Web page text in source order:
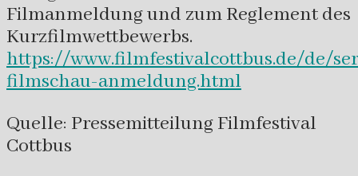
Filmanmeldung und zum Reglement des
Kurzfilmwettbewerbs.
https://www.filmfestivalcottbus.de/de/
filmschau-anmeldung.html
Quelle: Pressemitteilung Filmfestival
Cottbus